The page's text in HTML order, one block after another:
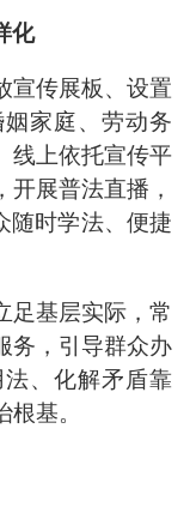
化
宣传展板、设置
家庭、劳动务
线上依托宣传平
展普法直播，
随时学法、便捷
足基层实际，常
务，引导群众办
、化解矛盾靠
基。